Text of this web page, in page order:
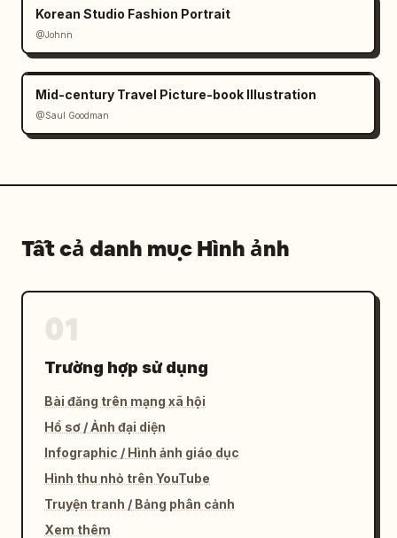
Korean Studio Fashion Portrait
@Johnn
Mid-century Travel Picture-book Illustration
@Saul Goodman
Tất cả danh mục Hình ảnh
Trường hợp sử dụng
Bài đăng trên mạng xã hội
Hồ sơ / Ảnh đại diện
Infographic / Hình ảnh giáo dục
Hình thu nhỏ trên YouTube
Truyện tranh / Bảng phân cảnh
Xem thêm